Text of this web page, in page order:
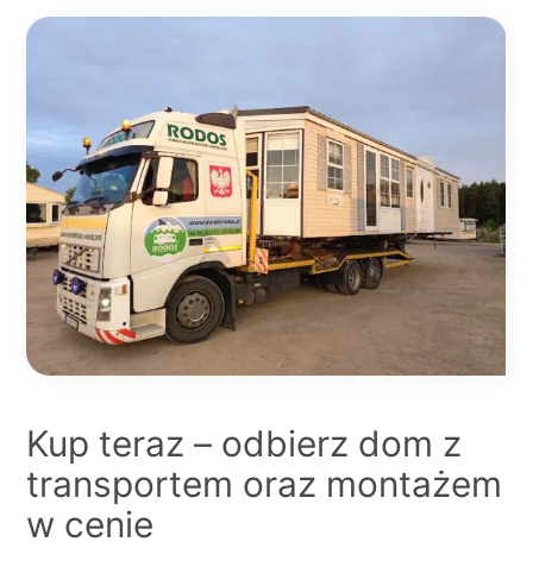
Kup teraz – odbierz dom z
transportem oraz montażem
w cenie